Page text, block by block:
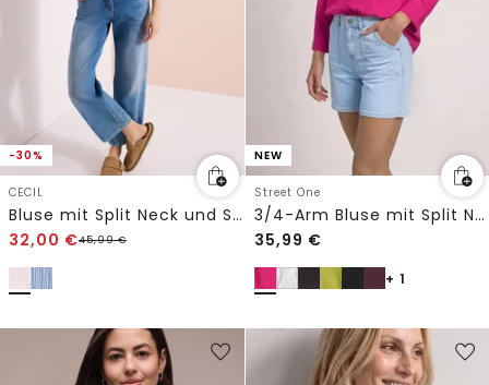
-30%
CECIL
Bluse mit Split Neck und Streifen
32,00 €45,99€
NEW
Street One
3/4-Arm Bluse mit Split Neck
35,99 €
+ 1